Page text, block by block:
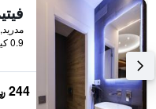
0.9 كيلومتر عن وسط المدينة
244 ﷼